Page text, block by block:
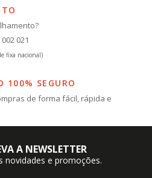
021
fixa nacional)
100% SEGURO
de forma fácil, rápida e
A NEWSLETTER
novidades e promoções.